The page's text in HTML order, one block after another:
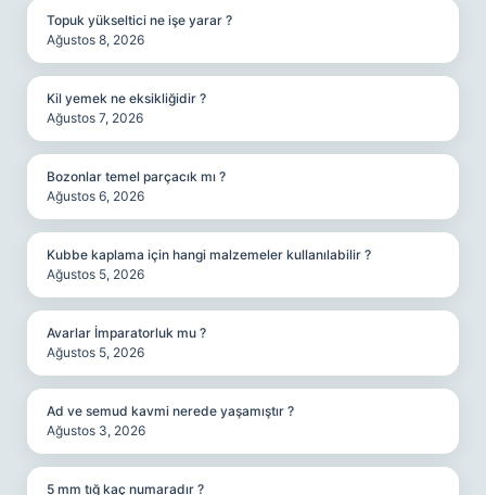
Topuk yükseltici ne işe yarar ?
Ağustos 8, 2026
Kil yemek ne eksikliğidir ?
Ağustos 7, 2026
Bozonlar temel parçacık mı ?
Ağustos 6, 2026
Kubbe kaplama için hangi malzemeler kullanılabilir ?
Ağustos 5, 2026
Avarlar İmparatorluk mu ?
Ağustos 5, 2026
Ad ve semud kavmi nerede yaşamıştır ?
Ağustos 3, 2026
5 mm tığ kaç numaradır ?